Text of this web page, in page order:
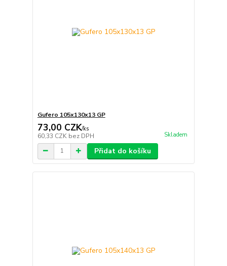
Gufero 105x130x13 GP
73,00 CZK/ks
60,33 CZK bez DPH Skladem
Přidat do košíku